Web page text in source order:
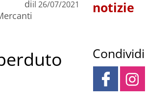
diil 26/07/2021
notizie
Condividi